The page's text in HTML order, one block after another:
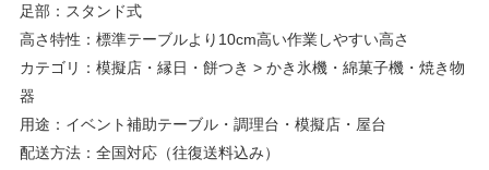
足部：スタンド式
高さ特性：標準テーブルより10cm高い作業しやすい高さ
カテゴリ：模擬店・縁日・餅つき > かき氷機・綿菓子機・焼き物
器
用途：イベント補助テーブル・調理台・模擬店・屋台
配送方法：全国対応（往復送料込み）